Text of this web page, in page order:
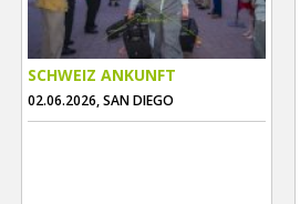
SCHWEIZ ANKUNFT
02.06.2026, SAN DIEGO